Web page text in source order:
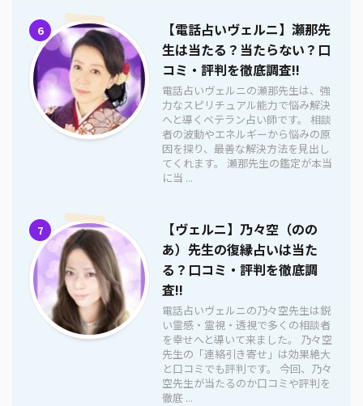
6
【電話占いヴェルニ】瀬那先
生は当たる？当たらない？口
コミ・評判を徹底調査!!
電話占いヴェルニの瀬那先生は、強
力なスピリチュアル能力で悩み解決
へと導くベテラン占い師です。 相談
者の波動やエネルギーから悩みの原
因を探り、最善な解決方法を見出し
てくれます。 瀬那先生の鑑定が本当
に当 ...
7
【ヴェルニ】乃々空（のの
あ）先生の復縁占いは当た
る？口コミ・評判を徹底調
査!!
電話占いヴェルニの乃々空先生は鋭
い霊感・霊視・透視で多くの相談者
を幸せへと導いて来ました。 乃々空
先生の「連絡引き寄せ」は効果絶大
と口コミでも評判です。 今回、乃々
空先生が当たるのか口コミや評判を
徹底 ...